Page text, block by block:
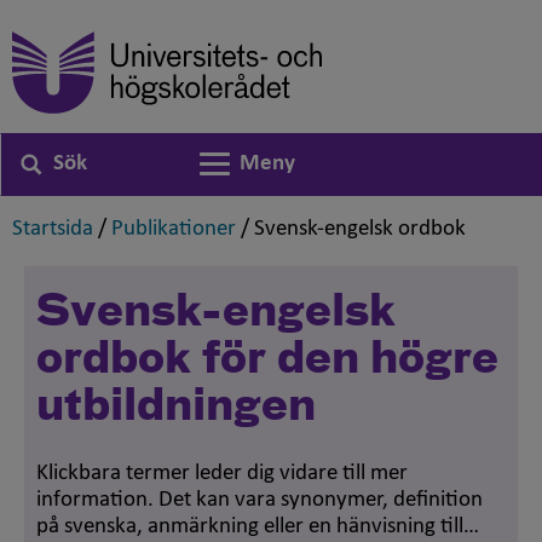
Sök
Växla navigering
Meny
Startsida ,
/ Publikationer ,
/ Svensk-engelsk ordbok
Svensk-engelsk
ordbok för den högre
utbildningen
Klickbara termer leder dig vidare till mer
information. Det kan vara synonymer, definition
på svenska, anmärkning eller en hänvisning till